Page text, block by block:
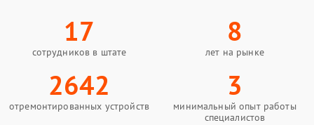
17
сотрудников в штате
8
лет на рынке
2642
отремонтированных устройств
3
минимальный опыт работы
специалистов